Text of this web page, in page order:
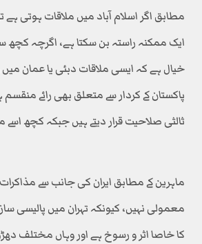
مطابق اگر اسلام آباد میں ملاقات ہوتی ہے
ایک ممکنہ راستہ بن سکتا ہے، اگرچہ کچھ
خیال ہے کہ ایسی ملاقات دبئی یا عمان
پاکستان کے کردار سے متعلق بھی رائے منقسم
ثالثی صلاحیت قرار دیتے ہیں جبکہ کچھ
ماہرین کے مطابق ایران کی جانب سے
معمولی نہیں، کیونکہ تہران میں پالیسی
کا خاصا اثر و رسوخ ہے اور وہاں مختلف